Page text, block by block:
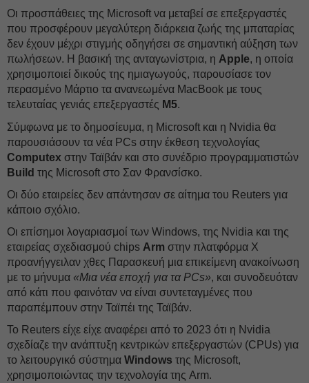
Οι προσπάθειες της Microsoft να μεταβεί σε επεξεργαστές
που προσφέρουν μεγαλύτερη διάρκεια ζωής της μπαταρίας
δεν έχουν μέχρι στιγμής οδηγήσει σε σημαντική αύξηση των
πωλήσεων. Η βασική της ανταγωνίστρια, η Apple, η οποία
χρησιμοποιεί δικούς της ημιαγωγούς, παρουσίασε τον
περασμένο Μάρτιο τα ανανεωμένα MacBook με τους
τελευταίας γενιάς επεξεργαστές M5.
Σύμφωνα με το δημοσίευμα, η Microsoft και η Nvidia θα
παρουσιάσουν τα νέα PCs στην έκθεση τεχνολογίας
Computex στην Ταϊβάν και στο συνέδριο προγραμματιστών
Build της Microsoft στο Σαν Φρανσίσκο.
Οι δύο εταιρείες δεν απάντησαν σε αίτημα του Reuters για
κάποιο σχόλιο.
Οι επίσημοι λογαριασμοί των Windows, της Nvidia και της
εταιρείας σχεδιασμού chips Arm στην πλατφόρμα X
προανήγγειλαν χθες Παρασκευή μια επικείμενη ανακοίνωση
με το μήνυμα «Μια νέα εποχή για τα PCs», και συνοδευόταν
από κάτι που φαινόταν να είναι συντεταγμένες που
παραπέμπουν στην Ταϊπέι της Ταϊβάν.
Το Reuters είχε είχε αναφέρει από το 2023 ότι η Nvidia
σχεδίαζε την ανάπτυξη κεντρικών επεξεργαστών (CPUs) για
το λειτουργικό σύστημα Windows της Microsoft,
χρησιμοποιώντας την τεχνολογία της Arm.